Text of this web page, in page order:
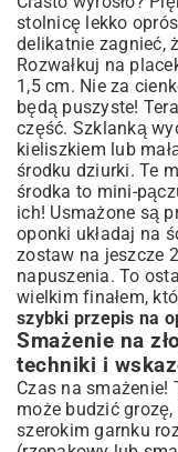
stolnicę lekko
delikatnie zagnieć,
Rozwałkuj na
1,5 cm. Nie za
będą puszyste!
część. Szklanką
kieliszkiem lub
środku dziurki. Te
środka to mini-
ich! Usmażone są
oponki układaj na
zostaw na jeszcze
napuszenia. To
wielkim finałem,
szybki przepis na
Smażenie na
techniki i
Czas na smażenie!
może budzić grozę,
szerokim garnku